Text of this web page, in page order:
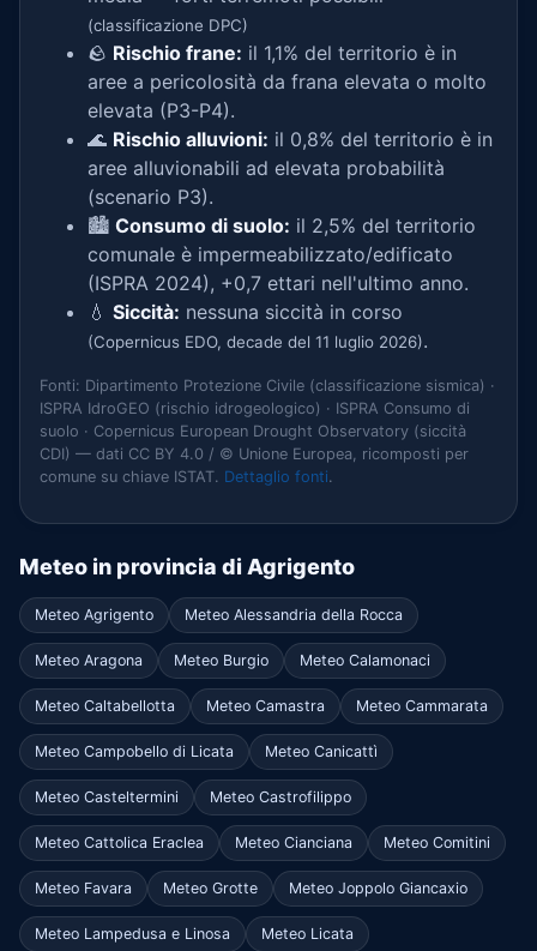
(classificazione DPC)
🪨 Rischio frane: il 1,1% del territorio è in
aree a pericolosità da frana elevata o molto
elevata (P3-P4).
🌊 Rischio alluvioni: il 0,8% del territorio è in
aree alluvionabili ad elevata probabilità
(scenario P3).
🏙️ Consumo di suolo: il 2,5% del territorio
comunale è impermeabilizzato/edificato
(ISPRA 2024), +0,7 ettari nell'ultimo anno.
💧 Siccità: nessuna siccità in corso
(Copernicus EDO, decade del 11 luglio 2026).
Fonti: Dipartimento Protezione Civile (classificazione sismica) ·
ISPRA IdroGEO (rischio idrogeologico) · ISPRA Consumo di
suolo · Copernicus European Drought Observatory (siccità
CDI) — dati CC BY 4.0 / © Unione Europea, ricomposti per
comune su chiave ISTAT. Dettaglio fonti.
Meteo in provincia di Agrigento
Meteo Agrigento Meteo Alessandria della Rocca
Meteo Aragona Meteo Burgio Meteo Calamonaci
Meteo Caltabellotta Meteo Camastra Meteo Cammarata
Meteo Campobello di Licata Meteo Canicattì
Meteo Casteltermini Meteo Castrofilippo
Meteo Cattolica Eraclea Meteo Cianciana Meteo Comitini
Meteo Favara Meteo Grotte Meteo Joppolo Giancaxio
Meteo Lampedusa e Linosa Meteo Licata